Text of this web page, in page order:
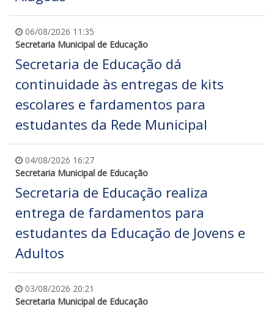
06/08/2026 11:35
Secretaria Municipal de Educação
Secretaria de Educação dá
continuidade às entregas de kits
escolares e fardamentos para
estudantes da Rede Municipal
04/08/2026 16:27
Secretaria Municipal de Educação
Secretaria de Educação realiza
entrega de fardamentos para
estudantes da Educação de Jovens e
Adultos
03/08/2026 20:21
Secretaria Municipal de Educação